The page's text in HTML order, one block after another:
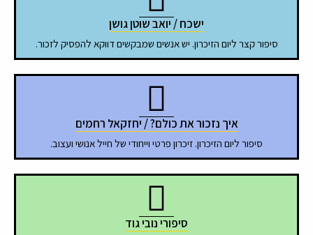
ישכח / יואב שוטן גושן
סיפור קצר ליום הזיכרון. יש אנשים שמבקשים דווקא להפסיק לזכור.
איך נזכור את כולם? / יחזקאל רחמים
סיפור ליום הזיכרון. זיכרון פרטי וייחודי של חייל אנושי ועצוב.
סיפורי נובי גוד